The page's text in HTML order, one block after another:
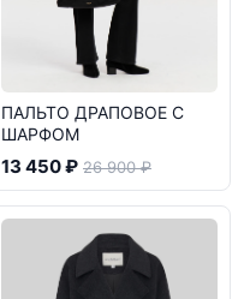
ПАЛЬТО ДРАПОВОЕ С
ШАРФОМ
13 450 ₽ 26 900 ₽